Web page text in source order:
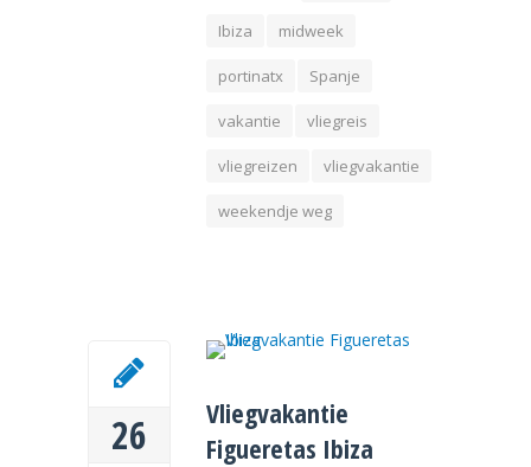
Ibiza midweek
portinatx Spanje
vakantie vliegreis
vliegreizen vliegvakantie
weekendje weg
26
Vliegvakantie
Figueretas Ibiza